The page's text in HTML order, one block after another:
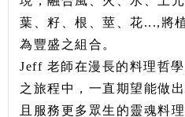
葉、籽、根、莖、花...,將
為豐盛之組合。
Jeff 老師在漫長的料理哲
之旅程中，一直期望能做
且服務更多眾生的靈魂料